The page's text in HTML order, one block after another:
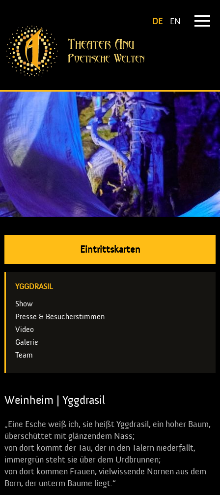
DE EN
Eintrittskarten
YGGDRASIL
Show
Presse & Besucherstimmen
Video
Galerie
Team
Weinheim | Yggdrasil
„Eine Esche weiß ich, sie heißt Yggdrasil, ein hoher Baum,
überschüttet mit glänzendem Nass;
von dort kommt der Tau, der in den Tälern niederfällt,
immergrün steht sie über dem Urdbrunnen;
von dort kommen Frauen, vielwissende Nornen aus dem
Born, der unterm Baume liegt.“